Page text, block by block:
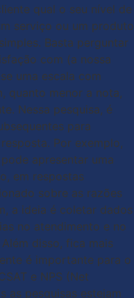
qual o seu nível de
serviço ou um produto
Basta perguntar
com (a nossa
uma escala com
quanto menor a nota,
Nessa pesquisa, é
para
Por exemplo,
apresentar uma
em respostas
sobre as razões
a ideia é coletar dados
no atendimento e no
disso, fica mais
é importante para o
e NPS (Net
as pesquisas estejam